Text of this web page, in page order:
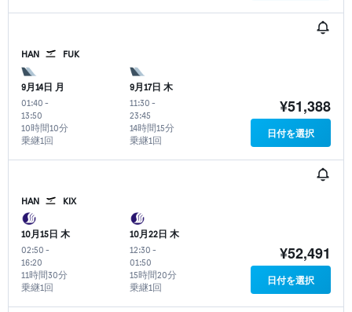
HAN FUK
9月14日 月
01:40 -
13:50
乗継1回
10時間10分
9月17日 木
11:30 -
23:45
乗継1回
14時間15分
¥51,388
日付を選択
HAN KIX
10月15日 木
02:50 -
16:20
乗継1回
11時間30分
10月22日 木
12:30 -
01:50
乗継1回
15時間20分
¥52,491
日付を選択